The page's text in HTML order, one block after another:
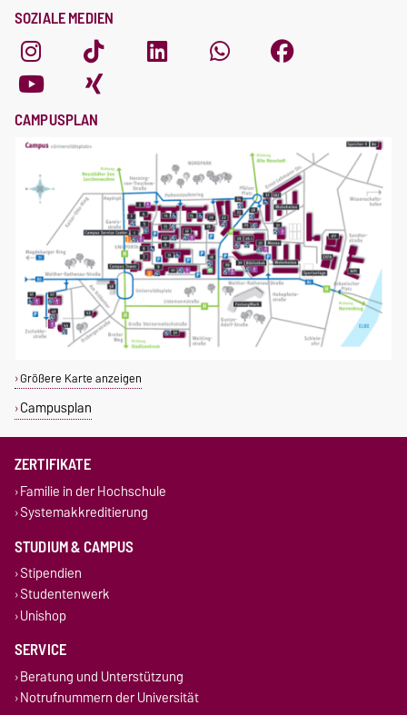
SOZIALE MEDIEN
CAMPUSPLAN
Größere Karte anzeigen
Campusplan
ZERTIFIKATE
Familie in der Hochschule
Systemakkreditierung
STUDIUM & CAMPUS
Stipendien
Studentenwerk
Unishop
SERVICE
Beratung und Unterstützung
Notrufnummern der Universität